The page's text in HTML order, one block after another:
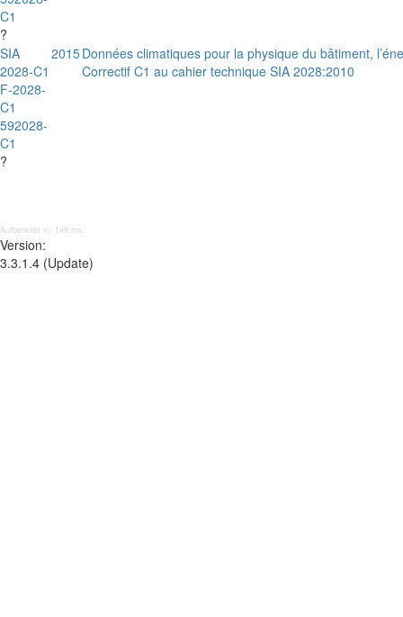
C1
?
SIA
2028-C1
F-2028-
C1
592028-
C1
?
2015Données climatiques pour la physique du bâtiment,
Correctif C1 au cahier technique SIA 2028:2010
Aufbereitet in: 149 ms;
Version:
3.3.1.4 (Update)